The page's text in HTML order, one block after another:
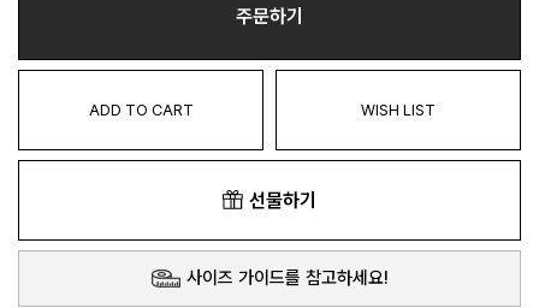
주문하기
ADD TO CART WISH LIST
선물하기
사이즈 가이드를 참고하세요!